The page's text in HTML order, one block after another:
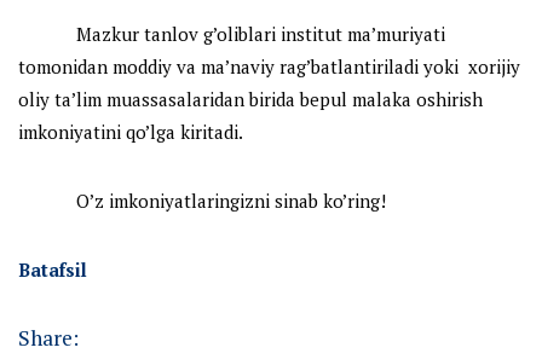
Mazkur tanlov g’oliblari institut ma’muriyati
tomonidan moddiy va ma’naviy rag’batlantiriladi yoki xorijiy
oliy ta’lim muassasalaridan birida bepul malaka oshirish
imkoniyatini qo’lga kiritadi.
O’z imkoniyatlaringizni sinab ko’ring!
Batafsil
Share: